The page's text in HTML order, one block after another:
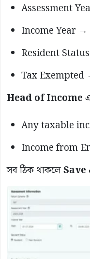
Assessment
Income Year →
Resident
Tax Exempted
Head of Income
Any taxable
Income from
সব ঠিক থাকলে